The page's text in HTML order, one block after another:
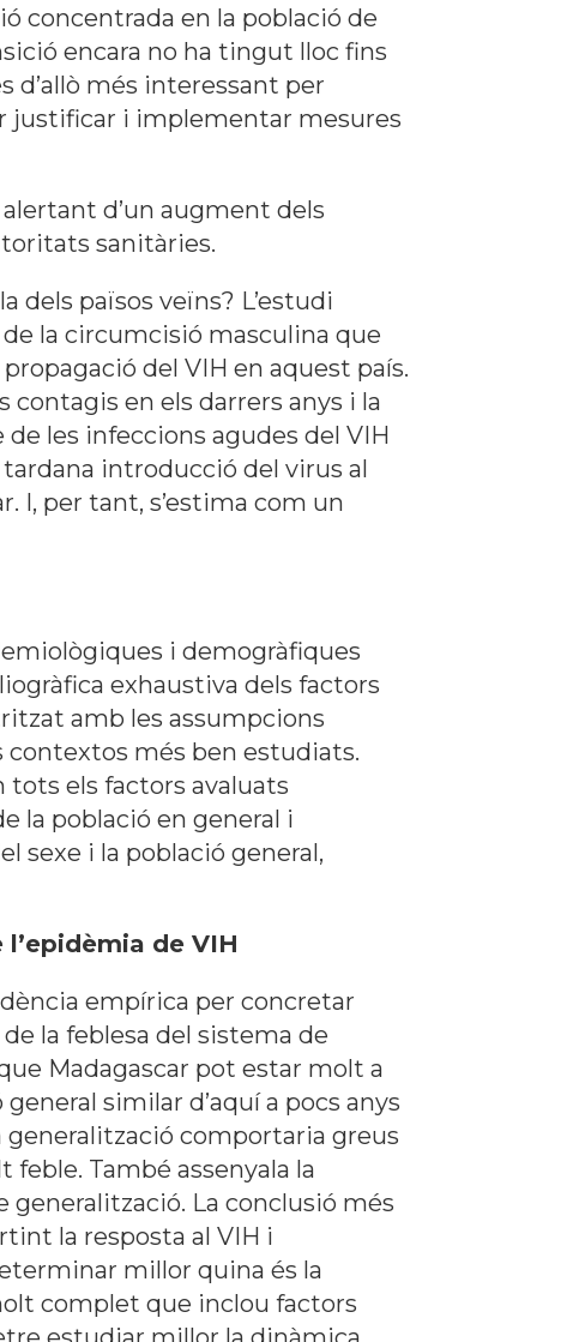
concentrada en la població de
encara no ha tingut lloc fins
d’allò més interessant per
justificar i implementar mesures
d’un augment dels
sanitàries.
dels països veïns? L’estudi
la circumcisió masculina que
del VIH en aquest país.
en els darrers anys i la
les infeccions agudes del VIH
introducció del virus al
I, per tant, s’estima com un
i demogràfiques
exhaustiva dels factors
amb les assumpcions
contextos més ben estudiats.
els factors avaluats
la població en general i
sexe i la població general,
de VIH
empírica per concretar
la feblesa del sistema de
Madagascar pot estar molt a
similar d’aquí a pocs anys
generalització comportaria greus
També assenyala la
generalització. La conclusió més
la resposta al VIH i
millor quina és la
complet que inclou factors